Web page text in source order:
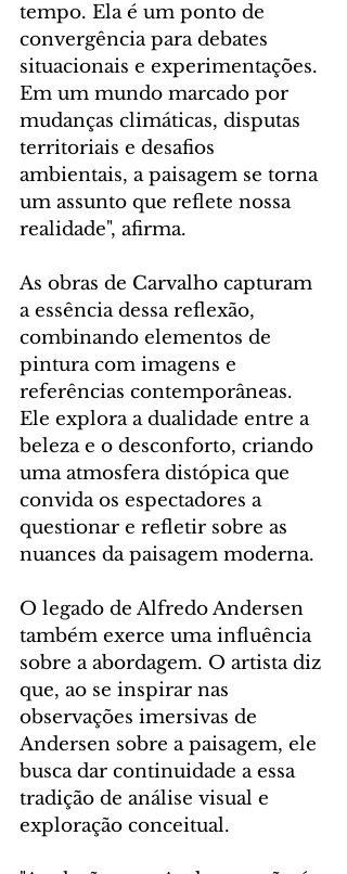
tempo. Ela é um ponto de
convergência para debates
situacionais e experimentações.
Em um mundo marcado por
mudanças climáticas, disputas
territoriais e desafios
ambientais, a paisagem se torna
um assunto que reflete nossa
realidade", afirma.
As obras de Carvalho capturam
a essência dessa reflexão,
combinando elementos de
pintura com imagens e
referências contemporâneas.
Ele explora a dualidade entre a
beleza e o desconforto, criando
uma atmosfera distópica que
convida os espectadores a
questionar e refletir sobre as
nuances da paisagem moderna.
O legado de Alfredo Andersen
também exerce uma influência
sobre a abordagem. O artista diz
que, ao se inspirar nas
observações imersivas de
Andersen sobre a paisagem, ele
busca dar continuidade a essa
tradição de análise visual e
exploração conceitual.